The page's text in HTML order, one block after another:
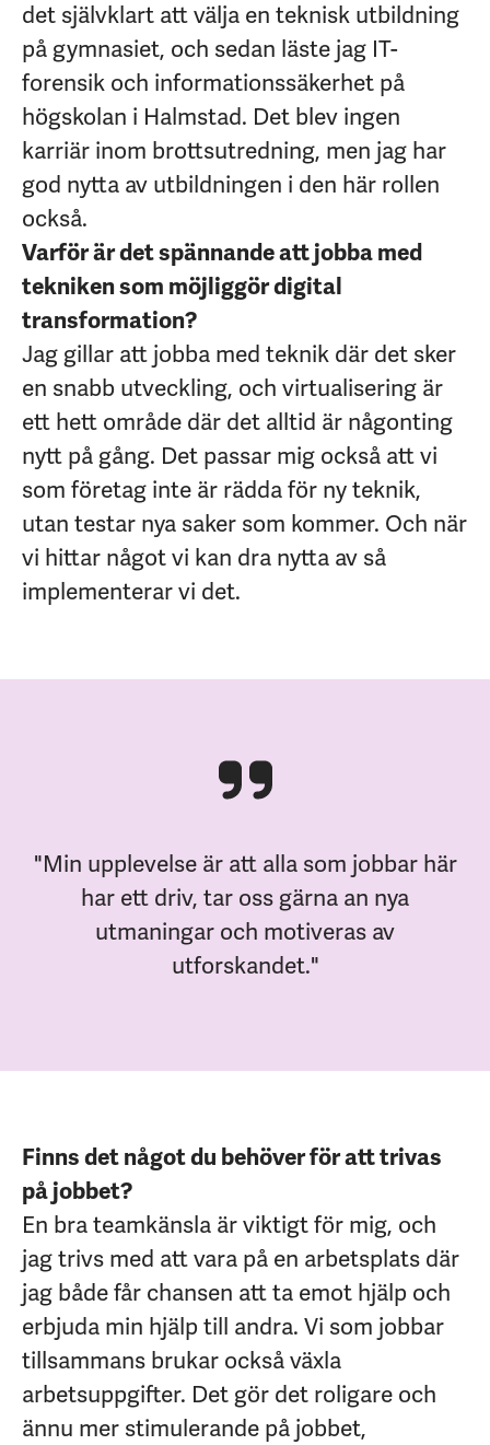
det självklart att välja en teknisk utbildning
på gymnasiet, och sedan läste jag IT-
forensik och informationssäkerhet på
högskolan i Halmstad. Det blev ingen
karriär inom brottsutredning, men jag har
god nytta av utbildningen i den här rollen
också.
Varför är det spännande att jobba med
tekniken som möjliggör digital
transformation?
Jag gillar att jobba med teknik där det sker
en snabb utveckling, och virtualisering är
ett hett område där det alltid är någonting
nytt på gång. Det passar mig också att vi
som företag inte är rädda för ny teknik,
utan testar nya saker som kommer. Och när
vi hittar något vi kan dra nytta av så
implementerar vi det.
"Min upplevelse är att alla som jobbar här
har ett driv, tar oss gärna an nya
utmaningar och motiveras av
utforskandet."
Finns det något du behöver för att trivas
på jobbet?
En bra teamkänsla är viktigt för mig, och
jag trivs med att vara på en arbetsplats där
jag både får chansen att ta emot hjälp och
erbjuda min hjälp till andra. Vi som jobbar
tillsammans brukar också växla
arbetsuppgifter. Det gör det roligare och
ännu mer stimulerande på jobbet,